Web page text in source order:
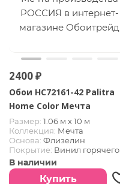
2400 ₽
Обои HC72161-42 Palitra
Home Color Мечта
Размер: 1.06 м х 10 м
Коллекция: Мечта
Основа: Флизелин
Покрытие: Винил горячего
тиснения
Страна:РОССИЯ
В наличии
Купить